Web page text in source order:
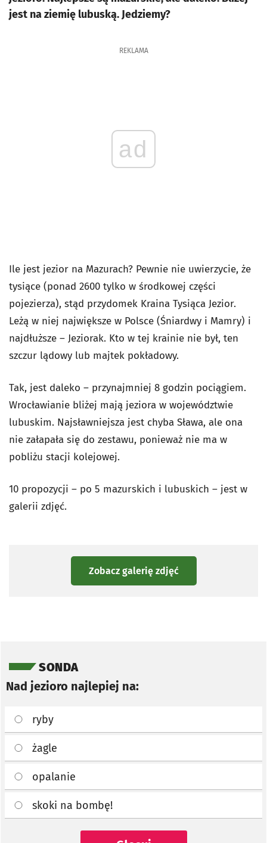
jest na ziemię lubuską. Jedziemy?
REKLAMA
ad
Ile jest jezior na Mazurach? Pewnie nie uwierzycie, że
tysiące (ponad 2600 tylko w środkowej części
pojezierza), stąd przydomek Kraina Tysiąca Jezior.
Leżą w niej największe w Polsce (Śniardwy i Mamry) i
najdłuższe – Jeziorak. Kto w tej krainie nie był, ten
szczur lądowy lub majtek pokładowy.
Tak, jest daleko – przynajmniej 8 godzin pociągiem.
Wrocławianie bliżej mają jeziora w województwie
lubuskim. Najsławniejsza jest chyba Sława, ale ona
nie załapała się do zestawu, ponieważ nie ma w
pobliżu stacji kolejowej.
10 propozycji – po 5 mazurskich i lubuskich – jest w
galerii zdjęć.
Zobacz galerię zdjęć
SONDA
Nad jezioro najlepiej na:
ryby
żagle
opalanie
skoki na bombę!